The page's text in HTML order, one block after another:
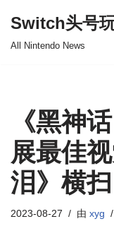
Switch头号
All Nintendo News
《黑神
展最佳
泪》横
2023-08-27 由 xyg